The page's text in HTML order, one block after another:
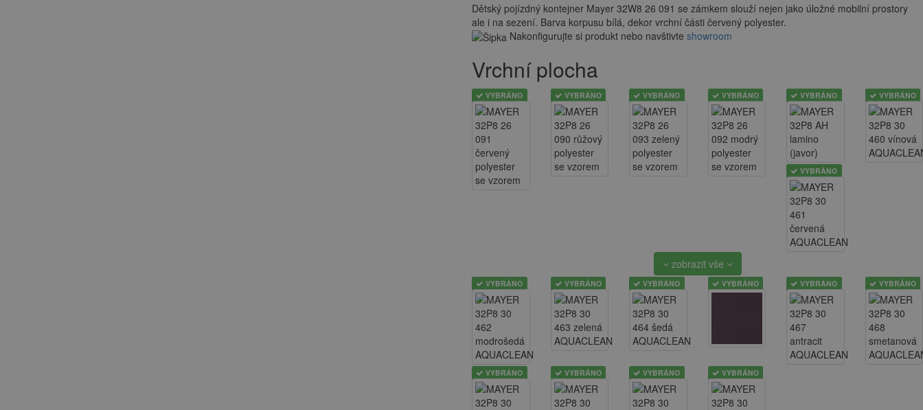
Dětský pojízdný kontejner Mayer 32W8 26 091 se zámkem slouží nejen jako úložné mobilní prostory
ale i na sezení. Barva korpusu bílá, dekor vrchní části červený polyester.
Nakonfigurujte si produkt nebo navštivte showroom
Vrchní plocha
VYBRÁNO VYBRÁNO VYBRÁNO VYBRÁNO VYBRÁNO VYBRÁNO
VYBRÁNO
zobrazit vše
VYBRÁNO VYBRÁNO VYBRÁNO VYBRÁNO VYBRÁNO VYBRÁNO
VYBRÁNO VYBRÁNO VYBRÁNO VYBRÁNO